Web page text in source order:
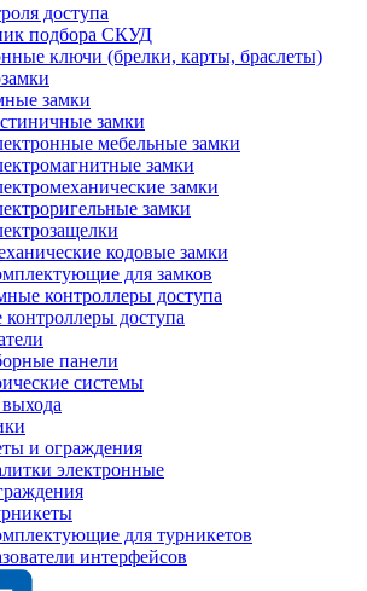
доступа
подбора СКУД
ключи (брелки, карты, браслеты)
замки
замки
мебельные замки
замки
замки
замки
кодовые замки
для замков
контроллеры доступа
контроллеры доступа
панели
системы
и ограждения
электронные
для турникетов
интерфейсов